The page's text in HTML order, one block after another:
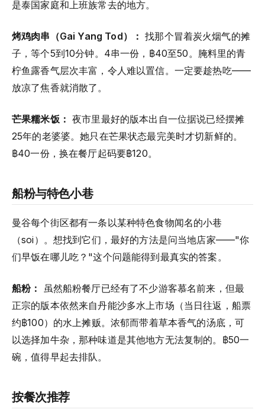
是泰国家庭和上班族常去的地方。
烤鸡肉串（Gai Yang Tod）： 找那个冒着炭火烟气的摊
子，等个5到10分钟。4串一份，฿40至50。腌料里的青
柠鱼露香气层次丰富，令人难以置信。一定要趁热吃——
放凉了焦香就消散了。
芒果糯米饭： 夜市里最好的版本出自一位据说已经摆摊
25年的老婆婆。她只在芒果状态最完美时才切新鲜的。
฿40一份，换在餐厅起码要฿120。
船粉与特色小巷
曼谷每个街区都有一条以某种特色食物闻名的小巷
（soi）。想找到它们，最好的方法是问当地店家——"你
们早饭在哪儿吃？"这个问题能得到最真实的答案。
船粉： 虽然船粉餐厅已经有了不少游客慕名前来，但最
正宗的版本依然来自丹能沙多水上市场（当日往返，船票
约฿100）的水上摊贩。浓郁而带着草本香气的汤底，可
以选择加牛杂，那种味道是其他地方无法复制的。฿50一
碗，值得早起去排队。
按餐次推荐